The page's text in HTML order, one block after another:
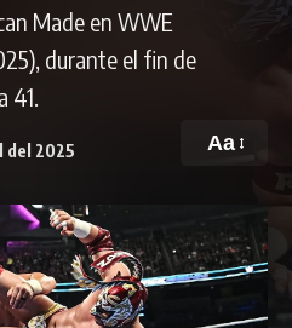
Made en WWE
durante el fin de
41.
del 2025 Aa